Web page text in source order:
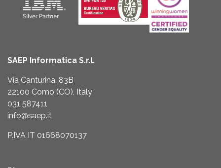
SAEP Informatica S.r.l.
Via Canturina, 83B
22100 Como (CO), Italy
031 587411
info@saep.it
P.IVA IT 01668070137